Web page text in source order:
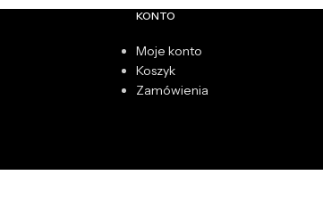
KONTO
Moje konto
Koszyk
Zamówienia